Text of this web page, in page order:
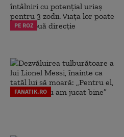
PE ROZ
FANATIK.RO